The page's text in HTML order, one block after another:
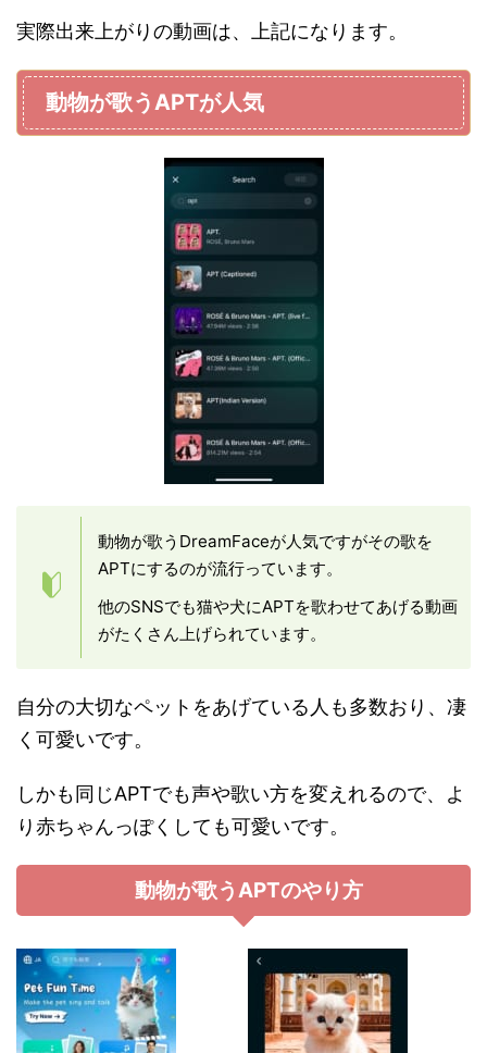
実際出来上がりの動画は、上記になります。
動物が歌うAPTが人気
動物が歌うDreamFaceが人気ですがその歌を
APTにするのが流行っています。
他のSNSでも猫や犬にAPTを歌わせてあげる動画
がたくさん上げられています。
自分の大切なペットをあげている人も多数おり、凄
く可愛いです。
しかも同じAPTでも声や歌い方を変えれるので、よ
り赤ちゃんっぽくしても可愛いです。
動物が歌うAPTのやり方